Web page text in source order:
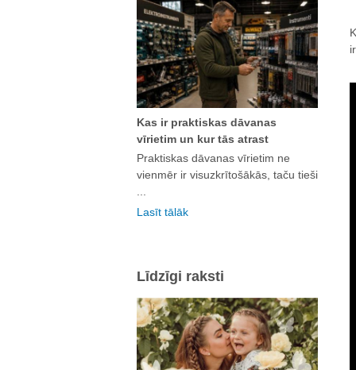
Kas ir praktiskas dāvanas
vīrietim un kur tās atrast
Praktiskas dāvanas vīrietim ne
vienmēr ir visuzkrītošākās, taču tieši
Lasīt tālāk
Līdzīgi raksti